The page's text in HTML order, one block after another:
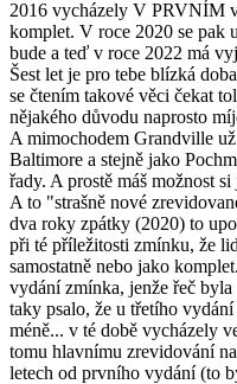
2016 vycházely V PRVNÍM
komplet. V roce 2020 se pak
bude a teď v roce 2022 má
Šest let je pro tebe blízká
se čtením takové věci čekat
nějakého důvodu naprosto
A mimochodem Grandville
Baltimore a stejně jako
řady. A prostě máš možnost
A to "strašně nové
dva roky zpátky (2020) to
při té příležitosti zmínku, že
samostatně nebo jako
vydání zmínka, jenže řeč byla
taky psalo, že u třetího
méně... v té době vycházely
tomu hlavnímu zrevidování
letech od prvního vydání (to